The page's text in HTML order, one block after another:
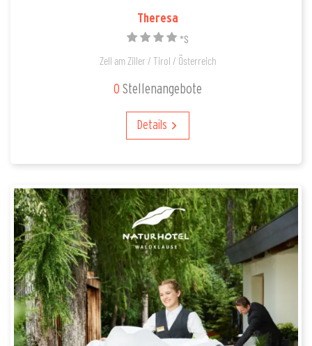
Theresa
*S
Zell am Ziller / Tirol / Österreich
0 Stellenangebote
Details